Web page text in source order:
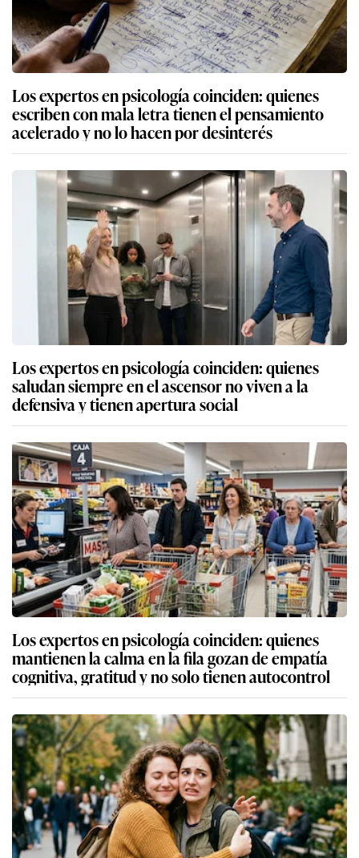
Los expertos en psicología coinciden: quienes
escriben con mala letra tienen el pensamiento
acelerado y no lo hacen por desinterés
Los expertos en psicología coinciden: quienes
saludan siempre en el ascensor no viven a la
defensiva y tienen apertura social
Los expertos en psicología coinciden: quienes
mantienen la calma en la fila gozan de empatía
cognitiva, gratitud y no solo tienen autocontrol